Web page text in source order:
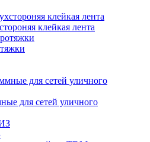
клейкая лента
для сетей уличного